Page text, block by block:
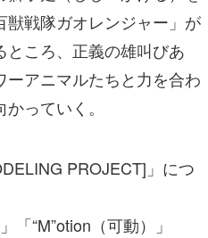
アニマルたちと力を合わ
かっていく。
PROJECT]」につ
「“M”otion（可動）」
徹底追及した大人向けプ
MODELING